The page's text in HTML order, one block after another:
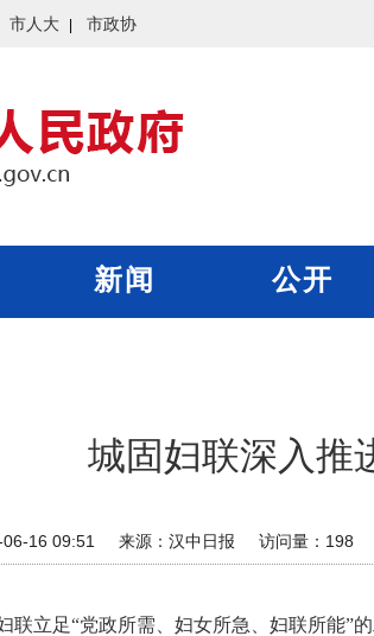
市人大 市政协
新闻 公开
城固妇联深入推
16 09:51 来源： 汉中日报 访问量： 198
联立足“党政所需、妇女所急、妇联所能”